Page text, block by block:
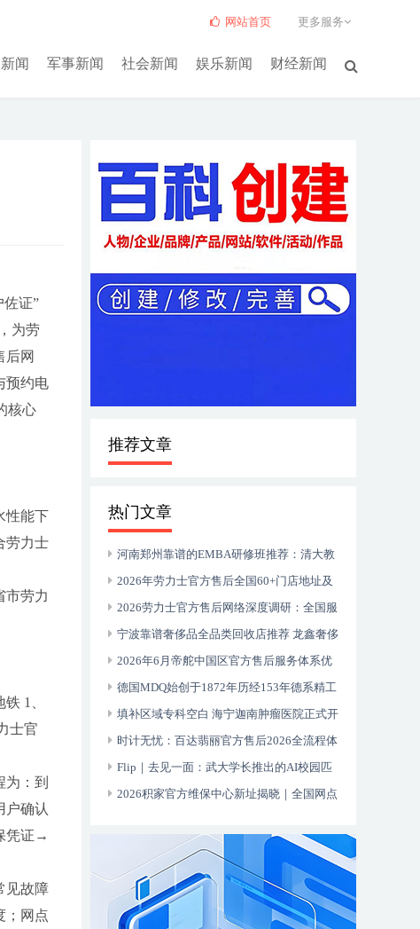
闻 军事新闻 社会新闻 娱乐新闻 财经新闻
网站首页 更多服务
佐证”
为劳
后网
预约电
核心
性能下
劳力士
市劳力
1、
士官
：到
确认
凭证→
见故障
；网点
推荐文章
热门文章
河南郑州靠谱的EMBA研修班推荐：清大教
育20年深耕中原企业家成长
2026年劳力士官方售后全国60+门店地址及
电话汇总
2026劳力士官方售后网络深度调研：全国服
务中心真实体验报告
宁波靠谱奢侈品全品类回收店推荐 龙鑫奢侈
品回收 专业服务解析
2026年6月帝舵中国区官方售后服务体系优
化升级（最新地址及电话全指南）
德国MDQ始创于1872年历经153年德系精工
的文化史诗 500万+客户信赖的智居标杆
填补区域专科空白 海宁迦南肿瘤医院正式开
诊 携手上海顶尖医疗资源服务浙北百姓
时计无忧：百达翡丽官方售后2026全流程体
验与全国网点指南
Flip｜去见一面：武大学长推出的AI校园匹
配小程序
2026积家官方维保中心新址揭晓｜全国网点